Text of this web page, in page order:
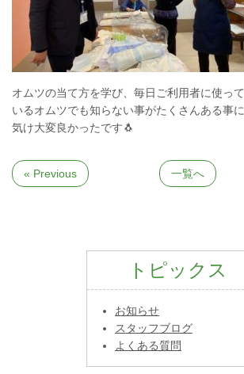
オムツの当て方を学び、毎日ご利用者に使って
いるオムツでも知らない事がたくさんある事に
気け大変良かったです🐧
« Previous 一覧へ
トピックス
お知らせ
スタッフブログ
よくある質問